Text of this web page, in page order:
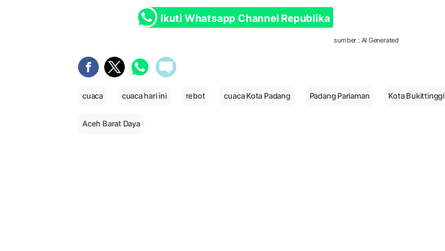
Ikuti Whatsapp Channel Republika
sumber : AI Generated
cuaca cuaca hari ini rebot cuaca Kota Padang Padang Pariaman Kota Bukittinggi
Aceh Barat Daya